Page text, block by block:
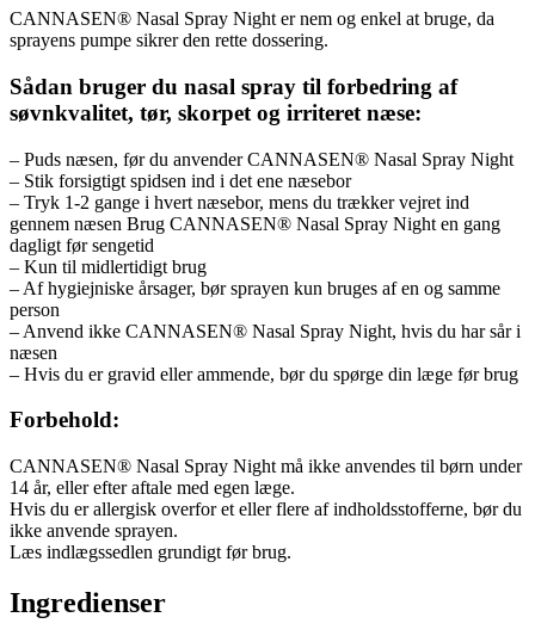
CANNASEN® Nasal Spray Night er nem og enkel at bruge, da
sprayens pumpe sikrer den rette dossering.
Sådan bruger du nasal spray til forbedring af
søvnkvalitet, tør, skorpet og irriteret næse:
– Puds næsen, før du anvender CANNASEN® Nasal Spray Night
– Stik forsigtigt spidsen ind i det ene næsebor
– Tryk 1-2 gange i hvert næsebor, mens du trækker vejret ind
gennem næsen Brug CANNASEN® Nasal Spray Night en gang
dagligt før sengetid
– Kun til midlertidigt brug
– Af hygiejniske årsager, bør sprayen kun bruges af en og samme
person
– Anvend ikke CANNASEN® Nasal Spray Night, hvis du har sår i
næsen
– Hvis du er gravid eller ammende, bør du spørge din læge før brug
Forbehold:
CANNASEN® Nasal Spray Night må ikke anvendes til børn under
14 år, eller efter aftale med egen læge.
Hvis du er allergisk overfor et eller flere af indholdsstofferne, bør du
ikke anvende sprayen.
Læs indlægssedlen grundigt før brug.
Ingredienser